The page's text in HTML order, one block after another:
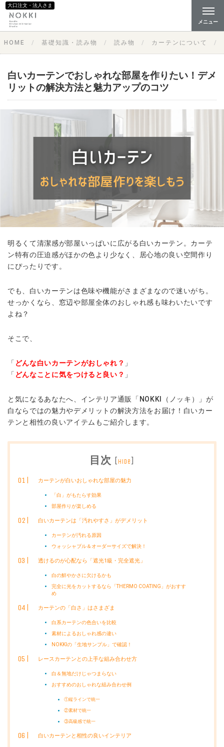
大口注文・法人さま
メニュー
HOME 基礎知識・読み物 読み物 カーテンについて
白いカーテンでおしゃれな部屋を作りたい！デメ
リットの解決方法と魅力アップのコツ
明るくて清潔感が部屋いっぱいに広がる白いカーテン。カーテ
ン特有の圧迫感がほかの色より少なく、居心地の良い空間作り
にぴったりです。
でも、白いカーテンは色味や機能がさまざまなので迷いがち。
せっかくなら、窓辺や部屋全体のおしゃれ感も味わいたいです
よね？
そこで、
「 どんな白いカーテンがおしゃれ？ 」
「 どんなことに気をつけると良い？ 」
と気になるあなたへ、インテリア通販「NOKKI（ノッキ）」が
白ならではの魅力やデメリットの解決方法をお届け！白いカー
テンと相性の良いアイテムもご紹介します。
目次 [hide]
カーテンが白いおしゃれな部屋の魅力
「白」がもたらす効果
部屋作りが楽しめる
白いカーテンは「汚れやすさ」がデメリット
カーテンが汚れる原因
ウォッシャブル＆オーダーサイズで解決！
透けるのが心配なら「遮光1級・完全遮光」
白の鮮やかさに欠けるかも
完全に光をカットするなら「THERMO COATING」がおすす
め
カーテンの「白さ」はさまざま
白系カーテンの色合いを比較
素材によるおしゃれ感の違い
NOKKIの「生地サンプル」で確認！
レースカーテンとの上手な組み合わせ方
白＆無地だけじゃつまらない
おすすめのおしゃれな組み合わせ例
①縦ラインで統一
②素材で統一
③高級感で統一
白いカーテンと相性の良いインテリア